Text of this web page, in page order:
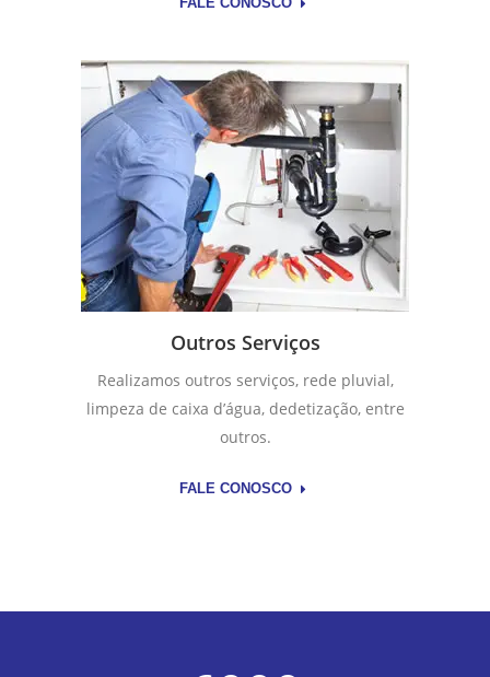
Outros Serviços
Realizamos outros serviços, rede pluvial,
limpeza de caixa d’água, dedetização, entre
outros.
FALE CONOSCO